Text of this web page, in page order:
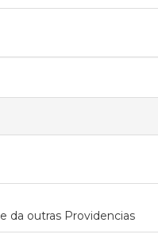
da outras Providencias